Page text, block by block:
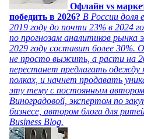
Офлайн vs
победить в 2026? В России доля
2019 году до почти 23% в 2024
по прогнозам аналитиков рынка
2029 году составит более
не просто выжить, а расти на
перестанет предлагать одежду
полках, и начнет продавать
эту тему с постоянным автором
Виноградовой, экспертом по
бизнесе, автором блога для
Business Blog.